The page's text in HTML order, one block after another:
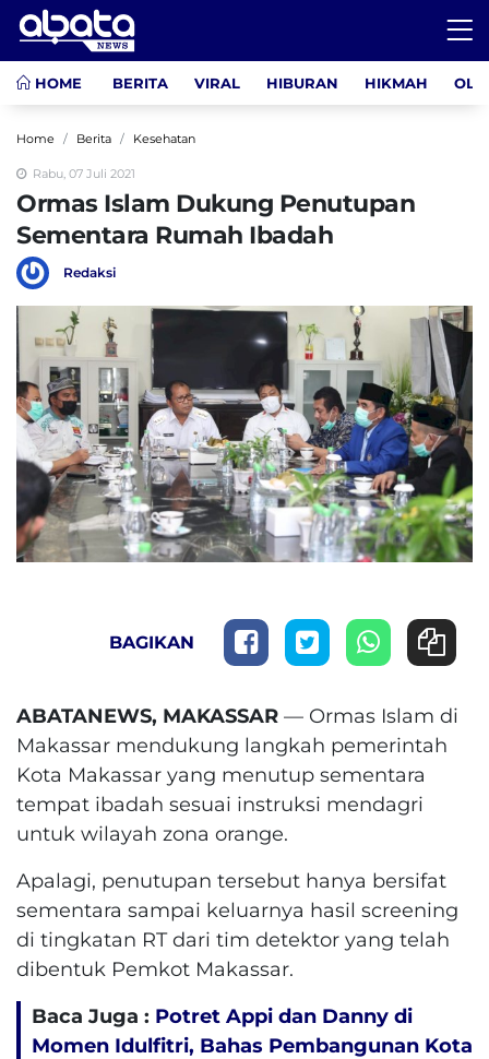
HOME BERITA VIRAL HIBURAN HIKMAH
Home Berita Kesehatan
Rabu, 07 Juli 2021
Ormas Islam Dukung Penutupan
Sementara Rumah Ibadah
Redaksi
BAGIKAN
ABATANEWS, MAKASSAR — Ormas Islam di
Makassar mendukung langkah pemerintah
Kota Makassar yang menutup sementara
tempat ibadah sesuai instruksi mendagri
untuk wilayah zona orange.
Apalagi, penutupan tersebut hanya bersifat
sementara sampai keluarnya hasil screening
di tingkatan RT dari tim detektor yang telah
dibentuk Pemkot Makassar.
Baca Juga : Potret Appi dan Danny di
Momen Idulfitri, Bahas Pembangunan Kota